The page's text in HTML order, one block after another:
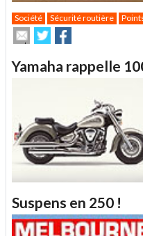
Société Sécurité routière
Envoyer
cet
à
Partager
sur
sur
Yamaha rappelle
Suspens en 250 !